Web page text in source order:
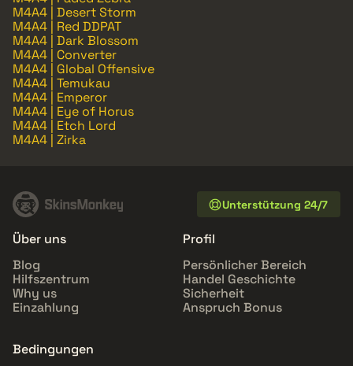
M4A4 | Desert Storm
M4A4 | Red DDPAT
M4A4 | Dark Blossom
M4A4 | Converter
M4A4 | Global Offensive
M4A4 | Temukau
M4A4 | Emperor
M4A4 | Eye of Horus
M4A4 | Etch Lord
M4A4 | Zirka
Unterstützung 24/7
Über uns
Blog
Hilfszentrum
Why us
Einzahlung
Profil
Persönlicher Bereich
Handel Geschichte
Sicherheit
Anspruch Bonus
Bedingungen